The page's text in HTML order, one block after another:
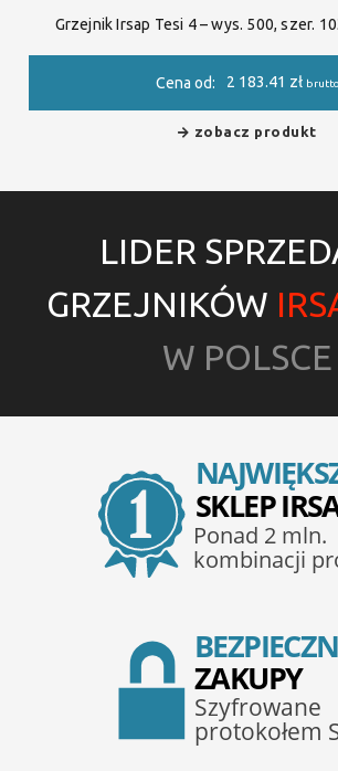
Grzejnik Irsap Tesi 4 – wys. 500, szer.
Cena od: 2 183.41 zł brutto
zobacz produkt
LIDER
GRZEJNIKÓW
W POLSCE